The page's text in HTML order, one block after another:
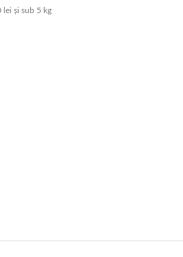
lei și sub 5 kg